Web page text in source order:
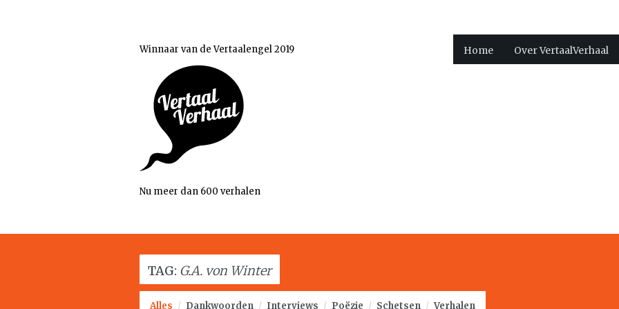
Winnaar van de Vertaalengel 2019
Nu meer dan 600 verhalen
Home Over VertaalVerhaal
TAG: G.A. von Winter
Alles / Dankwoorden / Interviews / Poëzie / Schetsen / Verhalen